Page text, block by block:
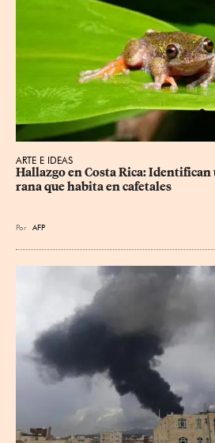
ARTE E IDEAS
Hallazgo en Costa Rica: Identifican
rana que habita en cafetales
Por AFP